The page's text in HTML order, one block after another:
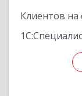
Клиентов